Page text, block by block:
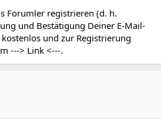
Forumler registrieren (d. h.
und Bestätigung Deiner E-Mail-
kostenlos und zur Registrierung
---> Link <---.